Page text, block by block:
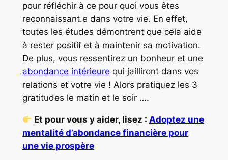
pour réfléchir à ce pour quoi vous êtes
reconnaissant.e dans votre vie. En effet,
toutes les études démontrent que cela aide
à rester positif et à maintenir sa motivation.
De plus, vous ressentirez un bonheur et une
abondance intérieure qui jailliront dans vos
relations et votre vie ! Alors pratiquez les 3
gratitudes le matin et le soir ….
Et pour vous y aider, lisez : Adoptez une
mentalité d’abondance financière pour
une vie prospère